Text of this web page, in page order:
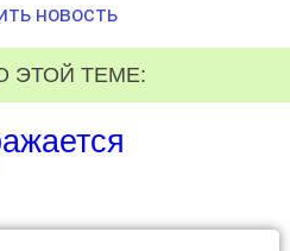
новость
ЭТОЙ ТЕМЕ: